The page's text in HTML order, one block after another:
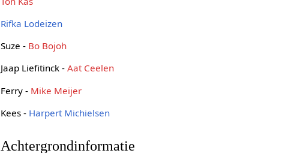
Rifka Lodeizen
Suze - Bo Bojoh
Jaap Liefitinck -Aat Ceelen
Ferry - Mike Meijer
Kees - Harpert Michielsen
Achtergrondinformatie